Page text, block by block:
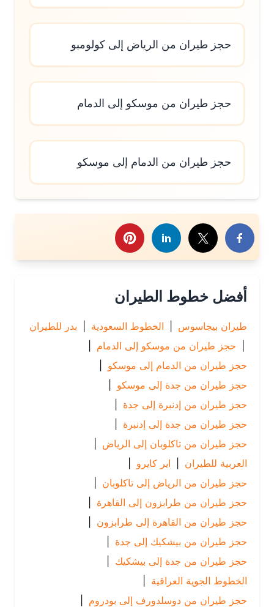
حجز طيران من الرياض إلى كولومبو
حجز طيران من موسكو إلى الدمام
حجز طيران من الدمام إلى موسكو
هذا الموضوع
أفضل خطوط الطيران
طيران بيجاسوس | الخطوط السعودية | بدر للطيران
حجز طيران من موسكو إلى الدمام
|
حجز طيران من الدمام إلى موسكو |
حجز طيران من جدة إلى موسكو |
حجز طيران من إدنبرة إلى جدة
حجز طيران من جدة إلى إدنبرة |
حجز طيران من تاكلوبان إلى الرياض
|
العربية للطيران | اير كايرو
|
حجز طيران من الرياض إلى تاكلوبان |
حجز طيران من طرابزون إلى القاهرة |
حجز طيران من القاهرة إلى طرابزون |
حجز طيران من بيشكيك إلى جدة
حجز طيران من جدة إلى بيشكيك |
الخطوط الجوية العراقية
حجز طيران من دوسلدورف إلى بودروم |